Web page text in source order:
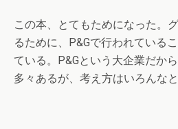
この本、とてもためになった。
るために、P&Gで行われている
ている。P&Gという大企業だか
多々あるが、考え方はいろんな